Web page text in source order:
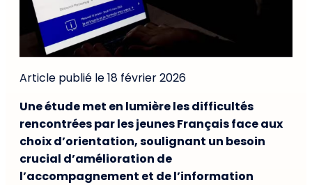
Article publié le 18 février 2026
Une étude met en lumière les difficultés
rencontrées par les jeunes Français face aux
choix d’orientation, soulignant un besoin
crucial d’amélioration de
l’accompagnement et de l’information